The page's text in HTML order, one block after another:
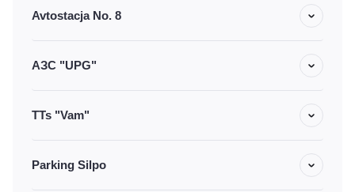
Avtostacja No. 8
АЗС "UPG"
TTs "Vam"
Parking Silpo